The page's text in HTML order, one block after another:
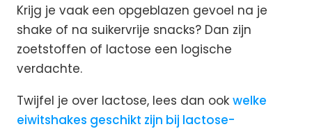
Krijg je vaak een opgeblazen gevoel na je
shake of na suikervrije snacks? Dan zijn
zoetstoffen of lactose een logische
verdachte.
Twijfel je over lactose, lees dan ook welke
eiwitshakes geschikt zijn bij lactose-